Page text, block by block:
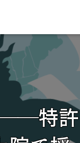
――特許